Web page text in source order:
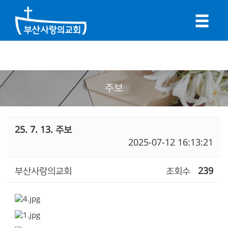
주보
25. 7. 13. 주보
2025-07-12 16:13:21
부산사랑의교회 조회수 239